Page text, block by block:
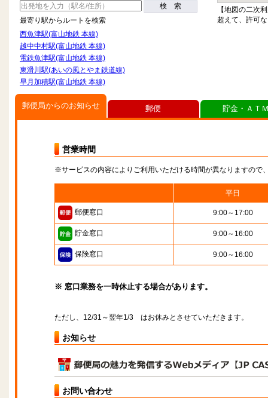
検 索
最寄り駅からルートを検索
西魚津駅(富山地鉄 本線)
越中中村駅(富山地鉄 本線)
電鉄魚津駅(富山地鉄 本線)
東滑川駅(あいの風とやま鉄道線)
早月加積駅(富山地鉄 本線)
【地図の二次
超えて、許可
郵便局からのお知らせ
営業時間
※サービスの内容によりご利用いただける時間が異なりますので
平日
郵便窓口 9:00～17:00
貯金窓口 9:00～16:00
保険窓口 9:00～16:00
※ 窓口業務を一時休止する場合があります。
ただし、12/31～翌年1/3 はお休みとさせていただきます。
お知らせ
お問い合わせ
郵便 貯金・ＡＴ